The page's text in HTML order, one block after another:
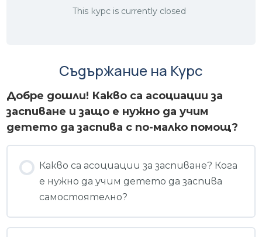
This курс is currently closed
Съдържание на Курс
Добре дошли! Какво са асоциации за
заспиване и защо е нужно да учим
детето да заспива с по-малко помощ?
Какво са асоциации за заспиване? Кога
е нужно да учим детето да заспива
самостоятелно?